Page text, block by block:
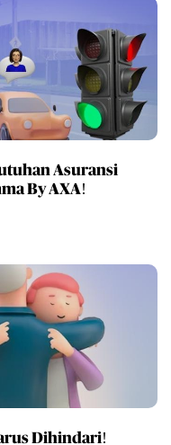
Asuransi
By AXA!
Dihindari!